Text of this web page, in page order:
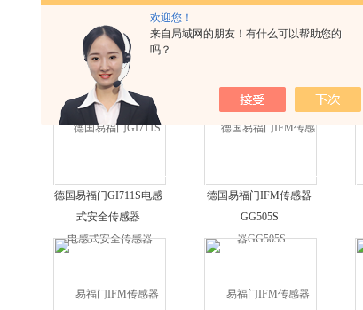
欢迎您！
来自局域网的朋友！有什么可以帮助您的
吗？
德国易福门OGE281传
感器性价比高
德国易福门GI506S电感
德国易福门GI711S电感
式安全传感器
德国易福门IFM传感器
GG505S